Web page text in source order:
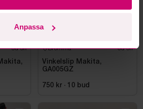
Anpassa
6d 5h Bromma 6d 5h
Vinkelslip Makita,
GA005GZ
750 kr · 10 bud